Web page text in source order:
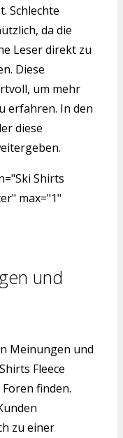
Schlechte
da die
Leser direkt zu
Diese
um mehr
erfahren. In den
diese
Shirts
max="1"
und
Meinungen und
Fleece
finden.
zu einer